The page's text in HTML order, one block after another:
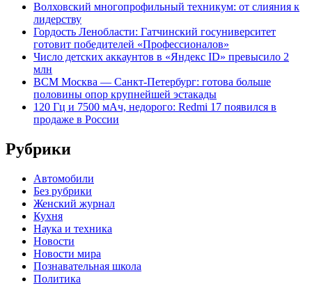
Волховский многопрофильный техникум: от слияния к
лидерству
Гордость Ленобласти: Гатчинский госуниверситет
готовит победителей «Профессионалов»
Число детских аккаунтов в «Яндекс ID» превысило 2
млн
ВСМ Москва — Санкт-Петербург: готова больше
половины опор крупнейшей эстакады
120 Гц и 7500 мАч, недорого: Redmi 17 появился в
продаже в России
Рубрики
Автомобили
Без рубрики
Женский журнал
Кухня
Наука и техника
Новости
Новости мира
Познавательная школа
Политика